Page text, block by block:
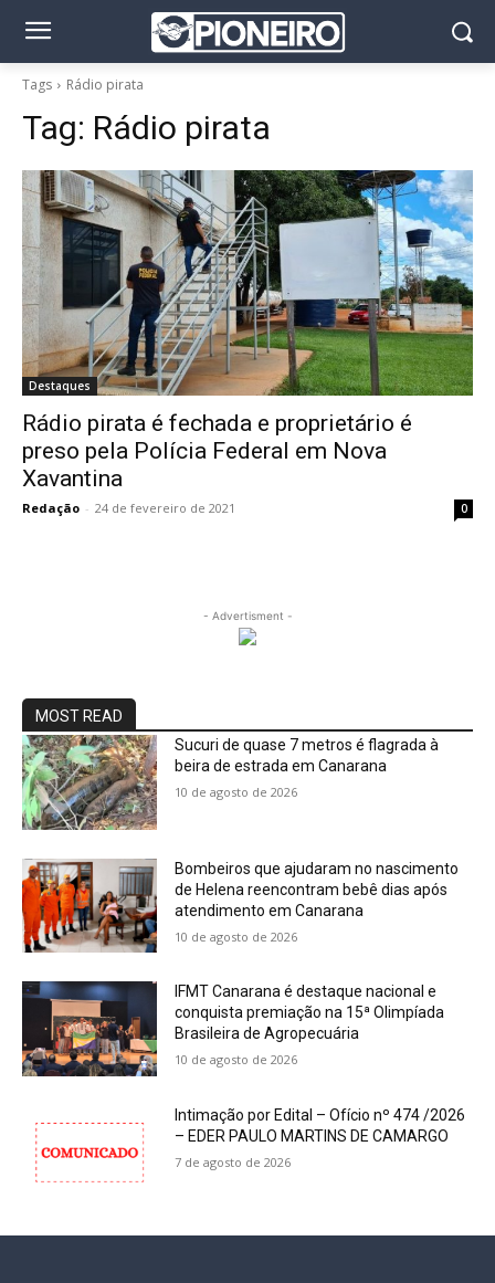
Tags Rádio pirata
Tag: Rádio pirata
Destaques
Rádio pirata é fechada e proprietário é
preso pela Polícia Federal em Nova
Xavantina
Redação - 24 de fevereiro de 2021 0
- Advertisment -
MOST READ
Sucuri de quase 7 metros é flagrada à
beira de estrada em Canarana
10 de agosto de 2026
Bombeiros que ajudaram no nascimento
de Helena reencontram bebê dias após
atendimento em Canarana
10 de agosto de 2026
IFMT Canarana é destaque nacional e
conquista premiação na 15ª Olimpíada
Brasileira de Agropecuária
10 de agosto de 2026
Intimação por Edital – Ofício nº 474 /2026
– EDER PAULO MARTINS DE CAMARGO
7 de agosto de 2026